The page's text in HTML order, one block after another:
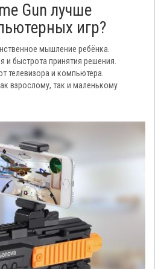
Gun лучше
игр?
мышление ребёнка.
и быстрота принятия решения.
телевизора и компьютера.
взрослому, так и маленькому